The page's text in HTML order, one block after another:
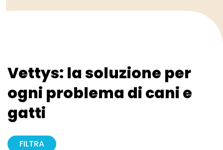
Vettys: la soluzione per
ogni problema di cani e
gatti
FILTRA